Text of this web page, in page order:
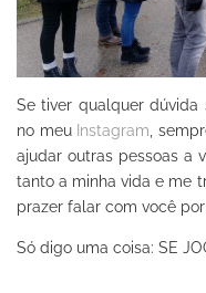
Se tiver qualquer
no meu Instagram ,
ajudar outras pessoas a
tanto a minha vida e me
prazer falar com você
Só digo uma coisa: SE